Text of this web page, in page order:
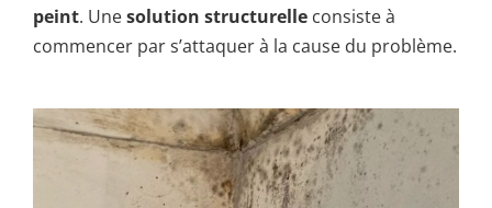
peint. Unesolution structurelle consiste à
commencer par s’attaquer à la cause du problème.